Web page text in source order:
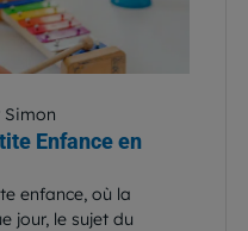
Enfance en
enfance, où la
jour, le sujet du